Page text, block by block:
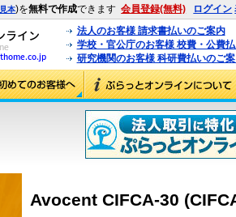
見本)を無料で作成できます 会員登録(無料) ログイン
法人のお客様 請求書払いのご案内
学校・官公庁のお客様 校費・公費
研究機関のお客様 科研費払いのご
Avocent CIFCA-30